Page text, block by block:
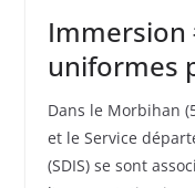
Immersion
uniformes
Dans le Morbihan
et le Service
(SDIS) se sont